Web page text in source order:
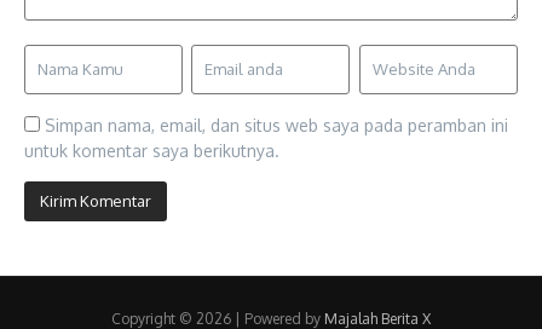
Simpan nama, email, dan situs web saya pada peramban ini
untuk komentar saya berikutnya.
Copyright © 2026 | Powered by Majalah Berita X